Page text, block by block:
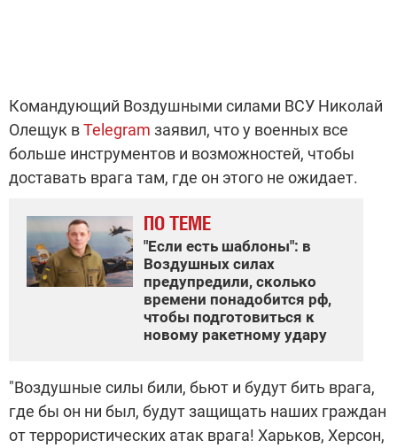
Командующий Воздушными силами ВСУ Николай
Олещук вTelegram заявил, что у военных все
больше инструментов и возможностей, чтобы
доставать врага там, где он этого не ожидает.
ПО ТЕМЕ
"Если есть шаблоны": в
Воздушных силах
предупредили, сколько
времени понадобится рф,
чтобы подготовиться к
новому ракетному удару
"Воздушные силы били, бьют и будут бить врага,
где бы он ни был, будут защищать наших граждан
от террористических атак врага! Харьков, Херсон,